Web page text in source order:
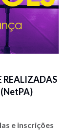
REALIZADAS
e inscrições